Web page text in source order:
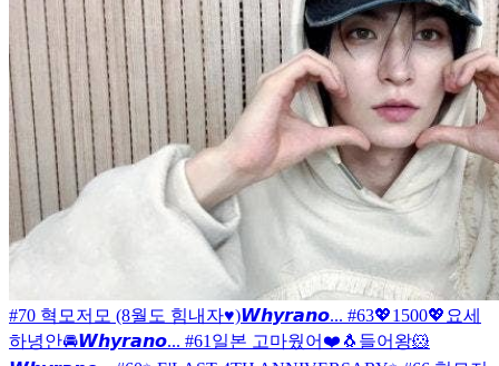
#70 혁모저모 (8월도 힘내자♥)𝙒𝙝𝙮𝙧𝙖𝙣𝙤... #63💖1500💖 요세
하녕안🚘𝙒𝙝𝙮𝙧𝙖𝙣𝙤... #61 일본 고마웠어❤️ 🐧 들어왕🐹